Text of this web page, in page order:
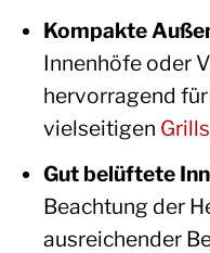
Kompakte
Innenhöfe oder
hervorragend
vielseitigen Grills
Gut belüftete
Beachtung der
ausreichender